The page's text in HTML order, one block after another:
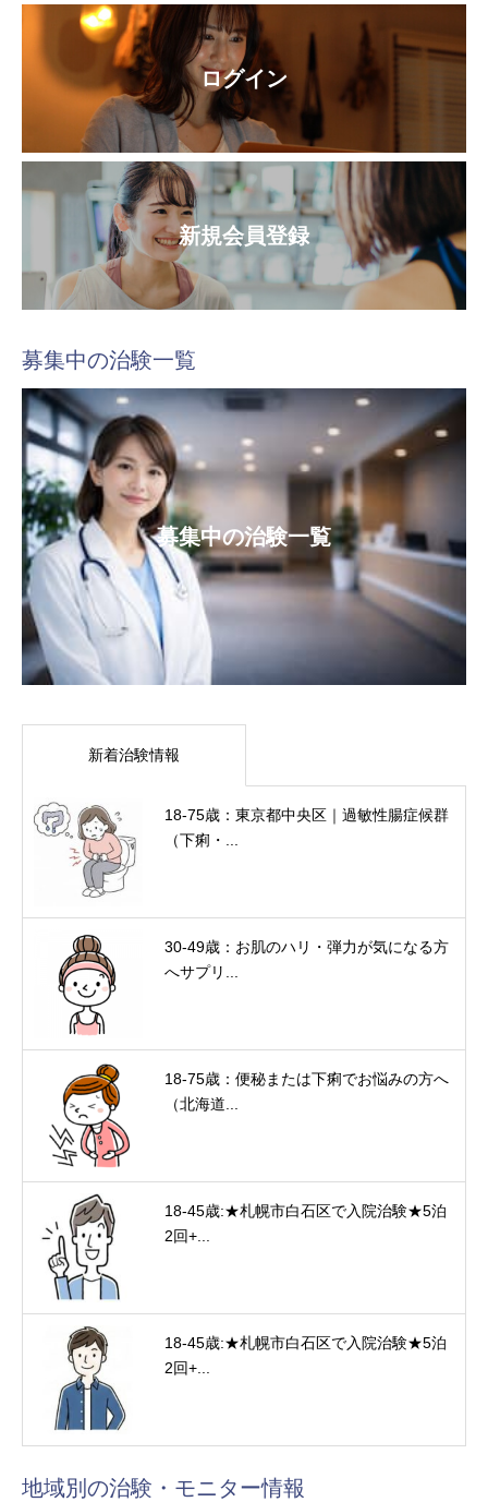
ログイン
新規会員登録
募集中の治験一覧
募集中の治験一覧
新着治験情報
18-75歳：東京都中央区｜過敏性腸症候群
（下痢・...
30-49歳：お肌のハリ・弾力が気になる方
へサプリ...
18-75歳：便秘または下痢でお悩みの方へ
（北海道...
18-45歳:★札幌市白石区で入院治験★5泊
2回+...
18-45歳:★札幌市白石区で入院治験★5泊
2回+...
地域別の治験・モニター情報